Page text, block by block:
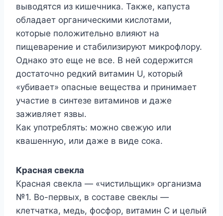
выводятся из кишечника. Также, капуста
обладает органическими кислотами,
которые положительно влияют на
пищеварение и стабилизируют микрофлору.
Однако это еще не все. В ней содержится
достаточно редкий витамин U, который
«убивает» опасные вещества и принимает
участие в синтезе витаминов и даже
заживляет язвы.
Как употреблять: можно свежую или
квашенную, или даже в виде сока.
Красная свекла
Красная свекла — «чистильщик» организма
№1. Во-первых, в составе свеклы —
клетчатка, медь, фосфор, витамин С и целый